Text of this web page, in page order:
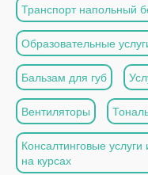
Транспорт напольный
Образовательные
Бальзам для губ
Вентиляторы
Консалтинговые
на курсах